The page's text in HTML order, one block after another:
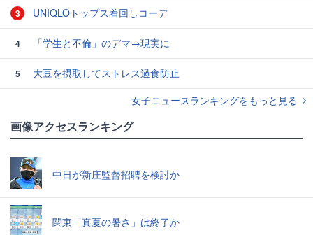
3 UNIQLOトップス着回しコーデ
4 「学生と不倫」のデマ→現実に
5
大豆を摂取してストレス過食防止
女子ニュースランキングをもっと見る
画像アクセスランキング
中日が新庄監督招聘を検討か
関東「真夏の暑さ」は終了か